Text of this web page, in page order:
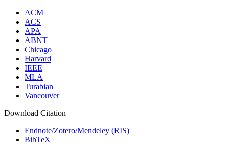
ACM
ACS
APA
ABNT
Chicago
Harvard
IEEE
MLA
Turabian
Vancouver
Download Citation
Endnote/Zotero/Mendeley (RIS)
BibTeX